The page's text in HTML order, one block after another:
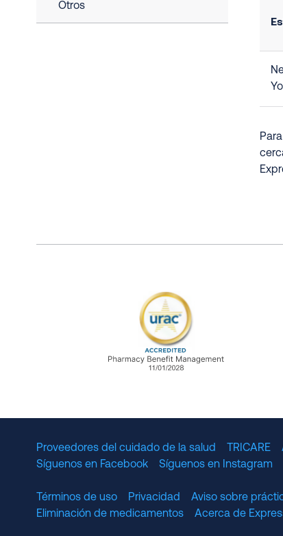
Otros
Proveedores del cuidado de la salud TRICARE
Síguenos en Facebook
Síguenos en Instagram
Términos de uso Privacidad Aviso sobre
Eliminación de medicamentos
Acerca de